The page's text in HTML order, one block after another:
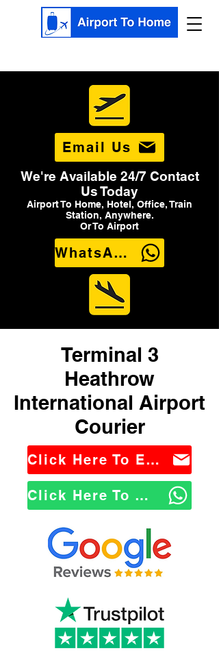
Email Us
We're Available 24/7 Contact
Us Today
Airport To Home, Hotel, Office, Train
Station, Anywhere.
Or To Airport
WhatsApp Us
Terminal 3
Heathrow
International Airport
Courier
Click Here To Email Us
Click Here To WhatsApp Us